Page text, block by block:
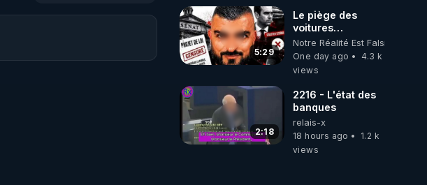
5:29
Le piège des
voitures
électriques se
referme sur les
usagers !
Notre Réalité Est Falsifiée Et
One day ago
4.3 k
views
2:18
2216 - L'état des
banques
relais-x
18 hours ago
1.2 k
views